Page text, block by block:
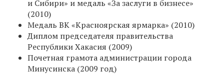
и Сибири» и медаль «За заслуги в бизнесе»
(2010)
Медаль ВК «Красноярская ярмарка» (2010)
Диплом председателя правительства
Республики Хакасия (2009)
Почетная грамота администрации города
Минусинска (2009 год)